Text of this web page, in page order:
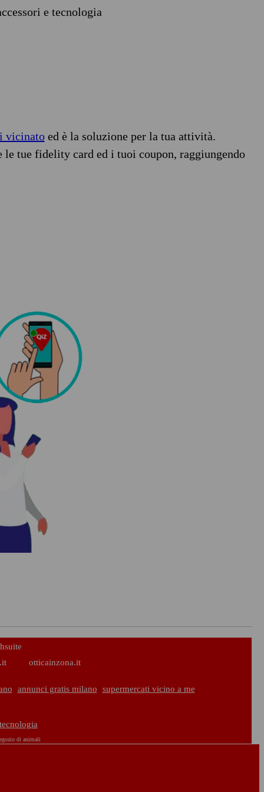
e tecnologia
vicinatoed è la soluzione per la tua attività.
tue fidelity card ed i tuoi coupon, raggiungendo
otticainzona.it
annunci gratis milano
supermercati vicino a me
di animali